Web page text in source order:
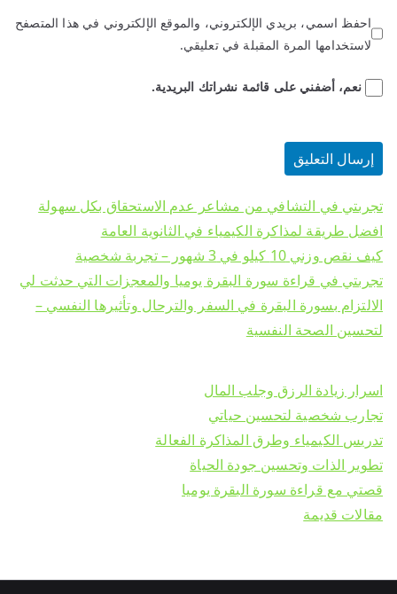
احفظ اسمي، بريدي الإلكتروني، والموقع الإلكتروني في هذا المتصفح
لاستخدامها المرة المقبلة في تعليقي.
نعم، أضفني على قائمة نشراتك البريدية.
تجربتي في التشافي من مشاعر عدم الاستحقاق بكل سهولة
افضل طريقة لمذاكرة الكيمياء في الثانوية العامة
كيف نقص وزني 10 كيلو في 3 شهور – تجربة شخصية
تجربتي في قراءة سورة البقرة يوميا والمعجزات التي حدثت لي
الالتزام بسورة البقرة في السفر والترحال وتأثيرها النفسي –
لتحسين الصحة النفسية
اسرار زيادة الرزق وجلب المال
تجارب شخصية لتحسين حياتي
تدريس الكيمياء وطرق المذاكرة الفعالة
تطوير الذات وتحسين جودة الحياة
قصتي مع قراءة سورة البقرة يوميا
مقالات قديمة